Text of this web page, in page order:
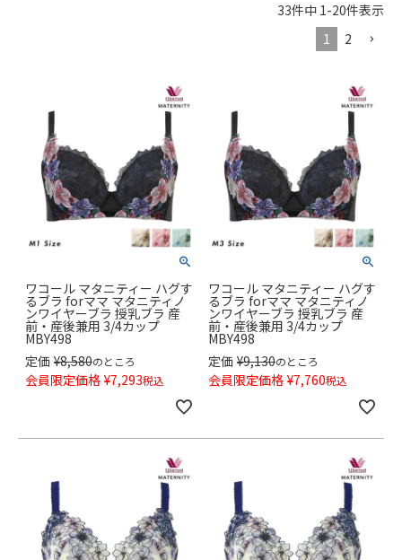
33件中 1-20件表示
1
2
ワコール マタニティー ハグす
るブラ forママ マタニティノ
ンワイヤーブラ 授乳ブラ 産
前・産後兼用 3/4カップ
MBY498
定価 ¥8,580のところ
会員限定価格 ¥7,293税込
ワコール マタニティー ハグす
るブラ forママ マタニティノ
ンワイヤーブラ 授乳ブラ 産
前・産後兼用 3/4カップ
MBY498
定価 ¥9,130のところ
会員限定価格 ¥7,760税込